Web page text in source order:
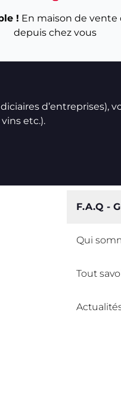
! En maison de vente
depuis chez vous
d’entreprises),
etc.).
F.A.Q -
Qui
Tout